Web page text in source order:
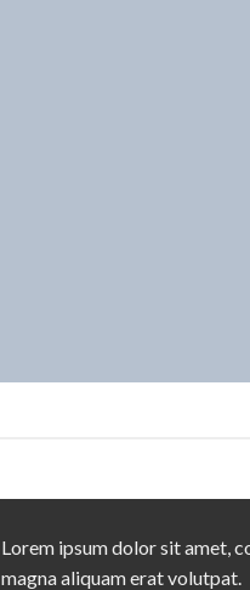
Lorem ipsum dolor sit amet,
magna aliquam erat volutpat.